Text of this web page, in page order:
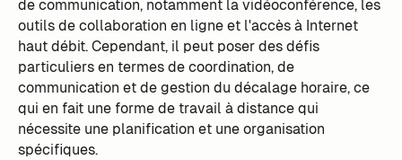
de communication, notamment la vidéoconférence, les
outils de collaboration en ligne et l'accès à Internet
haut débit. Cependant, il peut poser des défis
particuliers en termes de coordination, de
communication et de gestion du décalage horaire, ce
qui en fait une forme de travail à distance qui
nécessite une planification et une organisation
spécifiques.